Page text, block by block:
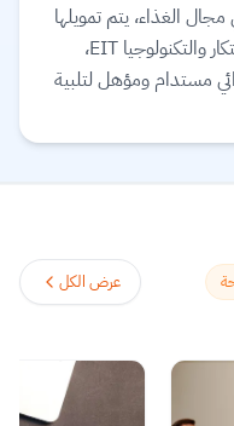
مجال الغذاء، يتم تمويلها
بواسطة المعهد الأوروبي للابتكار والتكنولوجيا EIT،
مستدام ومؤهل لتلبية
عرض الكل